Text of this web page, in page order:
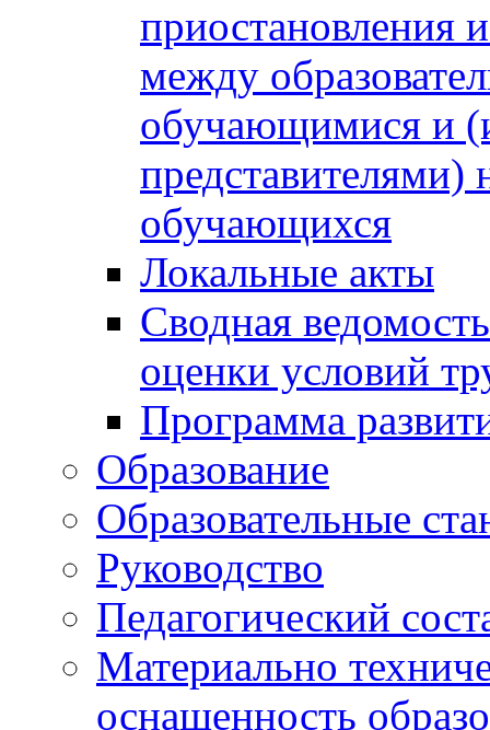
приостановления
между
обучающимися и
представителями)
обучающихся
Локальные акты
Сводная
оценки условий
Программа
Образование
Образовательные
Руководство
Педагогический
Материально
оснащенность